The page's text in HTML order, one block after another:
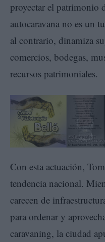
proyectar el patrimonio
autocaravana no es un
al contrario, dinamiza
comercios, bodegas,
recursos patrimoniales.
Con esta actuación,
tendencia nacional.
carecen de
para ordenar y
caravaning, la ciudad